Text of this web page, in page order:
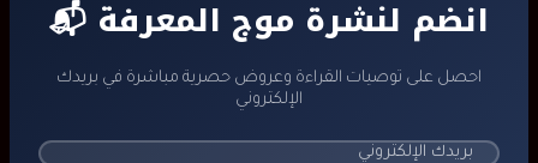
📬 انضم لنشرة موج المعرفة
احصل على توصيات القراءة وعروض حصرية مباشرة في بريدك
الإلكتروني